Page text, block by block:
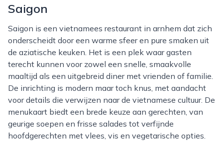
Saigon
Saigon is een vietnamees restaurant in arnhem dat zich
onderscheidt door een warme sfeer en pure smaken uit
de aziatische keuken. Het is een plek waar gasten
terecht kunnen voor zowel een snelle, smaakvolle
maaltijd als een uitgebreid diner met vrienden of familie.
De inrichting is modern maar toch knus, met aandacht
voor details die verwijzen naar de vietnamese cultuur. De
menukaart biedt een brede keuze aan gerechten, van
geurige soepen en frisse salades tot verfijnde
hoofdgerechten met vlees, vis en vegetarische opties.